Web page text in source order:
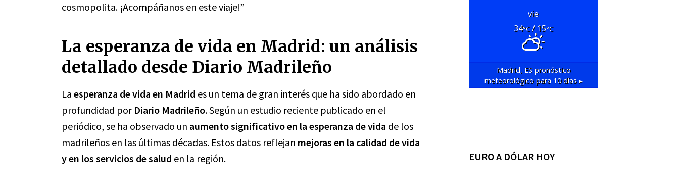
cosmopolita. ¡Acompáñanos en este viaje!”
La esperanza de vida en Madrid: un análisis
detallado desde Diario Madrileño
La esperanza de vida en Madrid es un tema de gran interés que ha sido abordado en
profundidad por Diario Madrileño. Según un estudio reciente publicado en el
periódico, se ha observado un aumento significativo en la esperanza de vida de los
madrileños en las últimas décadas. Estos datos reflejan mejoras en la calidad de vida
y en los servicios de salud en la región.
vie
34°C/ 15°C
Madrid, ESpronóstico
meteorológico para 10 días ▸
EURO A DÓLAR HOY